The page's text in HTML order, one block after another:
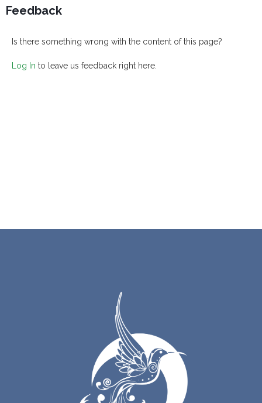
Feedback
Is there something wrong with the content of this page?
Log In to leave us feedback right here.